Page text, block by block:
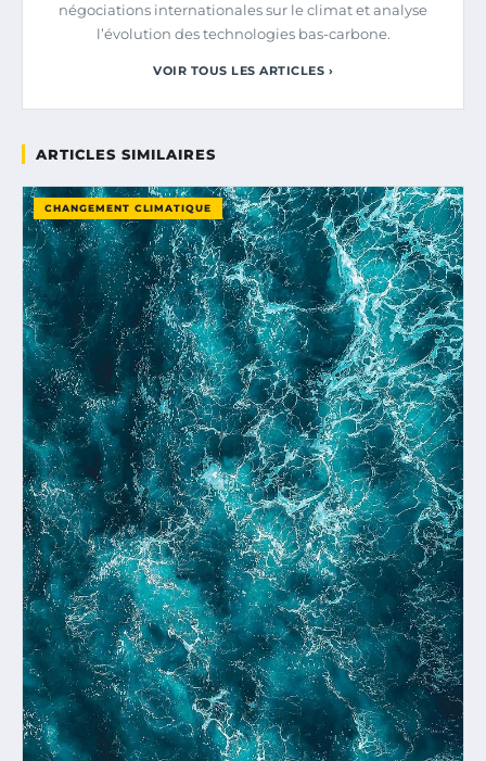
négociations internationales sur le climat et analyse
l’évolution des technologies bas-carbone.
VOIR TOUS LES ARTICLES ›
ARTICLES SIMILAIRES
CHANGEMENT CLIMATIQUE